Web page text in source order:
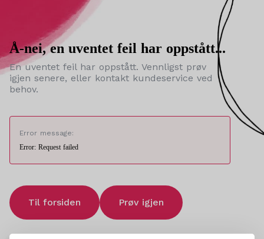
Å-nei, en uventet feil har oppstått...
En uventet feil har oppstått. Vennligst prøv
igjen senere, eller kontakt kundeservice ved
behov.
Error message:
Error: Request failed
Til forsiden Prøv igjen